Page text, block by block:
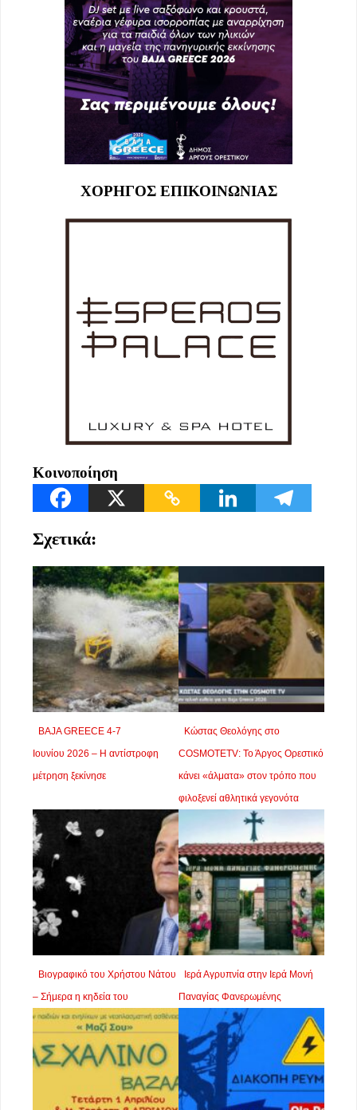
ΧΟΡΗΓΟΣ ΕΠΙΚΟΙΝΩΝΙΑΣ
Κοινοποίηση
Σχετικά:
BAJA GREECE 4-7
Ιουνίου 2026 – Η αντίστροφη
μέτρηση ξεκίνησε
Κώστας Θεολόγης στο
COSMOTETV: Το Άργος Ορεστικό
κάνει «άλματα» στον τρόπο που
φιλοξενεί αθλητικά γεγονότα
Βιογραφικό του Χρήστου Νάτου
– Σήμερα η κηδεία του
Ιερά Αγρυπνία στην Ιερά Μονή
Παναγίας Φανερωμένης